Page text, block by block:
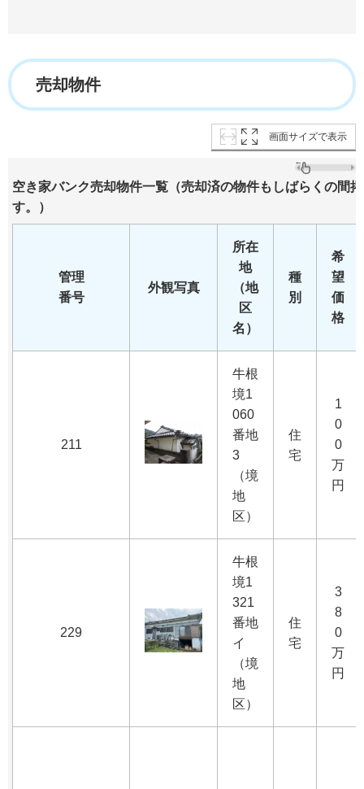
売却物件
画面サイズで表示
空き家バンク売却物件一覧（売却済の物件もしばらくの間
す。）
管理
番号
外観写真
所在
地
（地
区
名）
種
別
希
望
価
格
211
牛根
境1
060
番地
3
（境
地
区）
住
宅
1
0
0
万
円
229
牛根
境1
321
番地
イ
（境
地
区）
住
宅
3
8
0
万
円